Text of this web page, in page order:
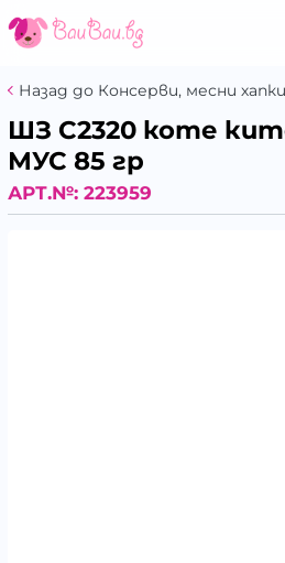
Назад до Консерви, месни
ШЗ С2320 коте
МУС 85 гр
АРТ.№: 223959